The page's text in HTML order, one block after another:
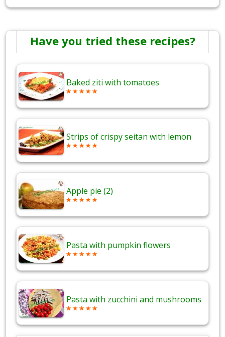
Have you tried these recipes?
Baked ziti with tomatoes
Strips of crispy seitan with lemon
Apple pie (2)
Pasta with pumpkin flowers
Pasta with zucchini and mushrooms